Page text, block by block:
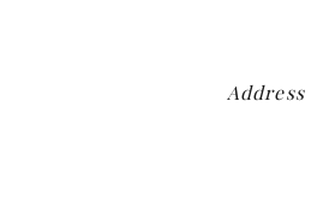
Address